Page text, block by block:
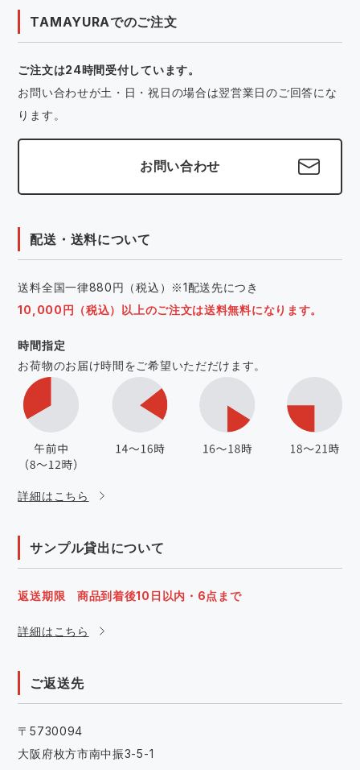
TAMAYURAでのご注文
ご注文は24時間受付しています。
お問い合わせが土・日・祝日の場合は翌営業日のご回答にな
ります。
お問い合わせ
配送・送料について
送料全国一律880円（税込）※1配送先につき
10,000円（税込）以上のご注文は送料無料になります。
時間指定
お荷物のお届け時間をご希望いただだけます。
詳細はこちら
サンプル貸出について
返送期限 商品到着後10日以内・6点まで
詳細はこちら
ご返送先
〒5730094
大阪府枚方市南中振3-5-1